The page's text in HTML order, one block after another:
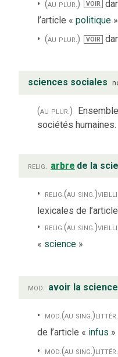
(au plur.) VOIR
l’article « politique »
(au plur.)
VOIR
sciences sociales
(au plur.)
sociétés humaines.
relig. arbre de la
relig.(au sing.)vieilli
lexicales de
relig.(au sing.)vieilli
« science »
mod. avoir la science
mod.(au sing.)littér.
de l’article « infus »
mod. (au sing.)littér.